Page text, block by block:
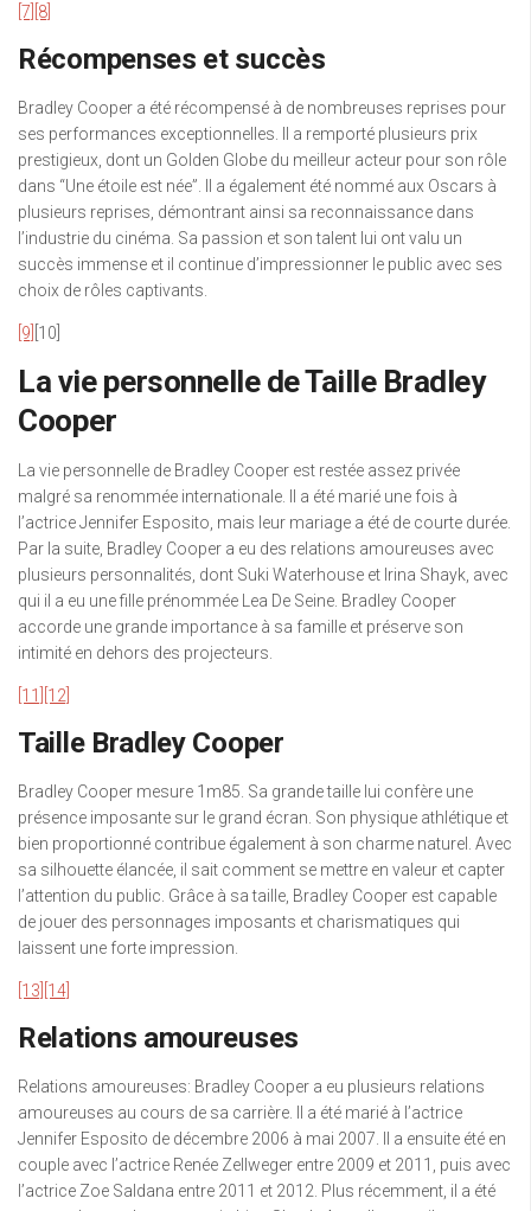
[7] [8]
Récompenses et succès
Bradley Cooper a été récompensé à de nombreuses reprises pour
ses performances exceptionnelles. Il a remporté plusieurs prix
prestigieux, dont un Golden Globe du meilleur acteur pour son rôle
dans “Une étoile est née”. Il a également été nommé aux Oscars à
plusieurs reprises, démontrant ainsi sa reconnaissance dans
l’industrie du cinéma. Sa passion et son talent lui ont valu un
succès immense et il continue d’impressionner le public avec ses
choix de rôles captivants.
[9] [10]
La vie personnelle de Taille Bradley
Cooper
La vie personnelle de Bradley Cooper est restée assez privée
malgré sa renommée internationale. Il a été marié une fois à
l’actrice Jennifer Esposito, mais leur mariage a été de courte durée.
Par la suite, Bradley Cooper a eu des relations amoureuses avec
plusieurs personnalités, dont Suki Waterhouse et Irina Shayk, avec
qui il a eu une fille prénommée Lea De Seine. Bradley Cooper
accorde une grande importance à sa famille et préserve son
intimité en dehors des projecteurs.
[11] [12]
Taille Bradley Cooper
Bradley Cooper mesure 1m85. Sa grande taille lui confère une
présence imposante sur le grand écran. Son physique athlétique et
bien proportionné contribue également à son charme naturel. Avec
sa silhouette élancée, il sait comment se mettre en valeur et capter
l’attention du public. Grâce à sa taille, Bradley Cooper est capable
de jouer des personnages imposants et charismatiques qui
laissent une forte impression.
[13] [14]
Relations amoureuses
Relations amoureuses: Bradley Cooper a eu plusieurs relations
amoureuses au cours de sa carrière. Il a été marié à l’actrice
Jennifer Esposito de décembre 2006 à mai 2007. Il a ensuite été en
couple avec l’actrice Renée Zellweger entre 2009 et 2011, puis avec
l’actrice Zoe Saldana entre 2011 et 2012. Plus récemment, il a été